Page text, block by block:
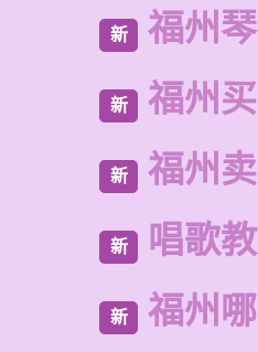
新 福州
新 福州
新 福州
新 唱歌
新 福州